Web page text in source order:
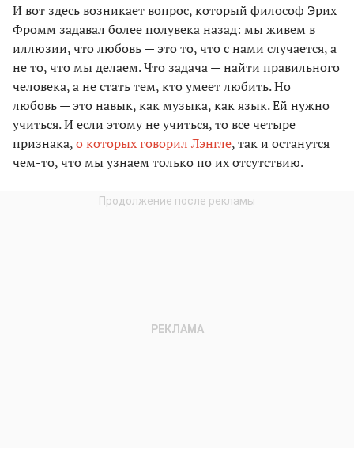
И вот здесь возникает вопрос, который философ Эрих
Фромм задавал более полувека назад: мы живем в
иллюзии, что любовь — это то, что с нами случается, а
не то, что мы делаем. Что задача — найти правильного
человека, а не стать тем, кто умеет любить. Но
любовь — это навык, как музыка, как язык. Ей нужно
учиться. И если этому не учиться, то все четыре
признака,о которых говорил Лэнгле, так и останутся
чем-то, что мы узнаем только по их отсутствию.